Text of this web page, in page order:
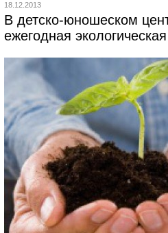
18.12.2013
В детско-юношеском
ежегодная